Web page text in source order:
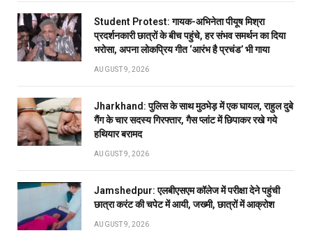
Student Protest: गायक-अभिनेता पीयूष मिश्रा
प्रदर्शनकारी छात्रों के बीच पहुंचे, हर संभव समर्थन का दिया
भरोसा, अपना लोकप्रिय गीत ‘आरंभ है प्रचंड’ भी गाया
AUGUST 9, 2026
Jharkhand: पुलिस के साथ मुठभेड़ में एक घायल, राहुल दुबे
गैंग के चार सदस्य गिरफ्तार, गैस प्लांट में छिपाकर रखे गये
हथियार बरामद
AUGUST 9, 2026
Jamshedpur: एलबीएसएम कॉलेज में परीक्षा देने पहुंची
छात्रा करंट की चपेट में आयी, जख्मी, छात्रों में आक्रोश
AUGUST 9, 2026